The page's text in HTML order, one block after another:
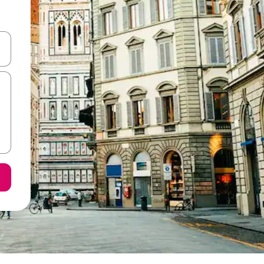
клавишите със стрелки нагоре и надолу или навигирайте с